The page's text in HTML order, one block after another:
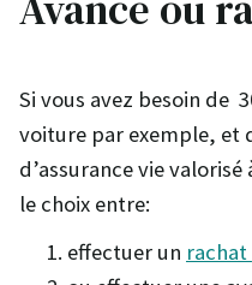
Si vous avez besoin de
voiture par exemple, et
d’assurance vie
le choix entre:
effectuer un